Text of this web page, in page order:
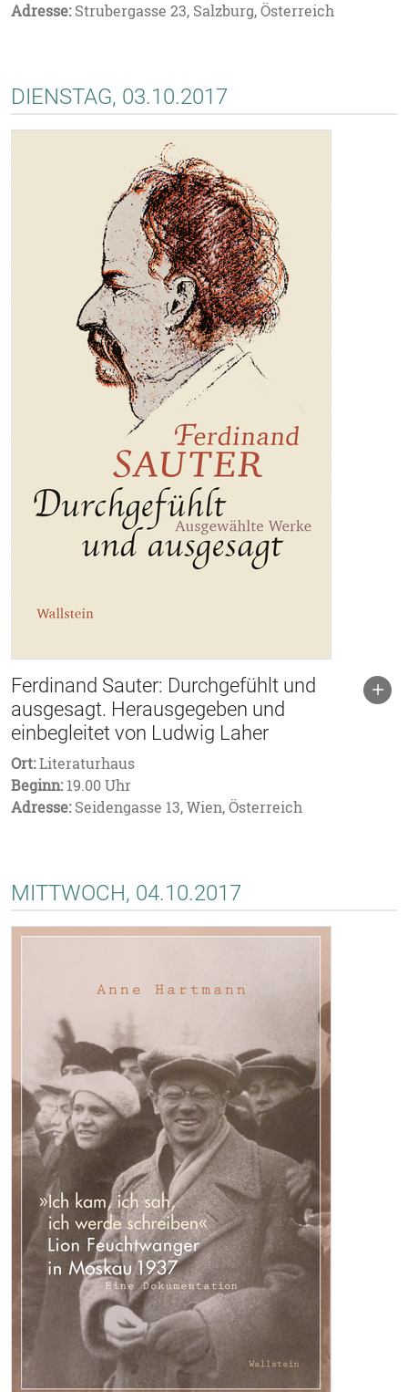
Adresse:Strubergasse 23, Salzburg, Österreich
DIENSTAG, 03.10.2017
Ferdinand Sauter: Durchgefühlt und
ausgesagt. Herausgegeben und
einbegleitet von Ludwig Laher
Ort:Literaturhaus
Beginn:19.00 Uhr
Adresse:Seidengasse 13, Wien, Österreich
MITTWOCH, 04.10.2017